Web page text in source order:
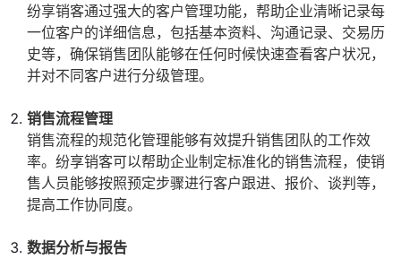
纷享销客通过强大的客户管理功能，帮助企业清晰记录每
一位客户的详细信息，包括基本资料、沟通记录、交易历
史等，确保销售团队能够在任何时候快速查看客户状况，
并对不同客户进行分级管理。
销售流程管理
销售流程的规范化管理能够有效提升销售团队的工作效
率。纷享销客可以帮助企业制定标准化的销售流程，使销
售人员能够按照预定步骤进行客户跟进、报价、谈判等，
提高工作协同度。
数据分析与报告